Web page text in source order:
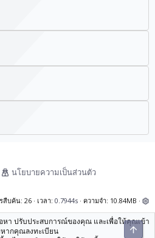
นโยบายความเป็นส่วนตัว
สืบค้น 26 เวลา 0.7944s ความจำ 10.84MB
หา ปรับประสบการณ์ของคุณ และเพื่อให้คุณเข้า
ากคุณลงทะเบียน